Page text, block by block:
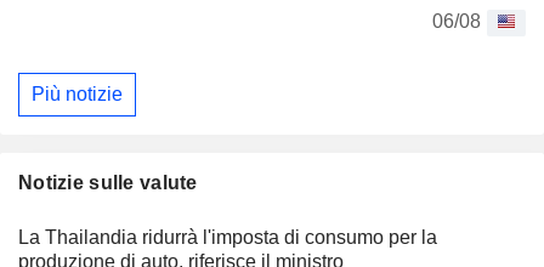
06/08
Più notizie
Notizie sulle valute
La Thailandia ridurrà l'imposta di consumo per la
produzione di auto, riferisce il ministro